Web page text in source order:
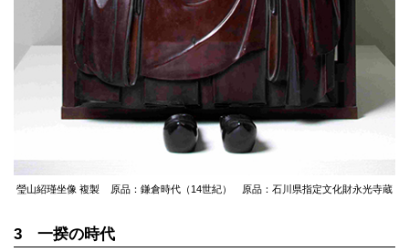
瑩山紹瑾坐像 複製 原品：鎌倉時代（14世紀） 原品：石川県指定文化財永光寺蔵
3 一揆の時代